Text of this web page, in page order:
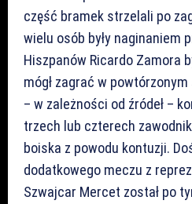
część bramek strzelali po
wielu osób były naginaniem
Hiszpanów Ricardo Zamora
mógł zagrać w
– w zależności od źródeł –
trzech lub czterech
boiska z powodu kontuzji.
dodatkowego meczu z
Szwajcar Mercet został po